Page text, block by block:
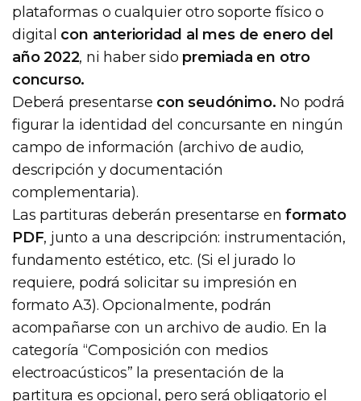
plataformas o cualquier otro soporte físico o
digital con anterioridad al mes de enero del
año 2022, ni haber sido premiada en otro
concurso.
Deberá presentarse con seudónimo. No podrá
figurar la identidad del concursante en ningún
campo de información (archivo de audio,
descripción y documentación
complementaria).
Las partituras deberán presentarse enformato
PDF, junto a una descripción: instrumentación,
fundamento estético, etc. (Si el jurado lo
requiere, podrá solicitar su impresión en
formato A3). Opcionalmente, podrán
acompañarse con un archivo de audio. En la
categoría “Composición con medios
electroacústicos” la presentación de la
partitura es opcional, pero será obligatorio el